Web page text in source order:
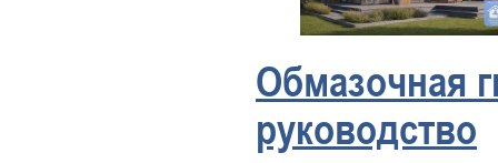
Обмазочная
руководство